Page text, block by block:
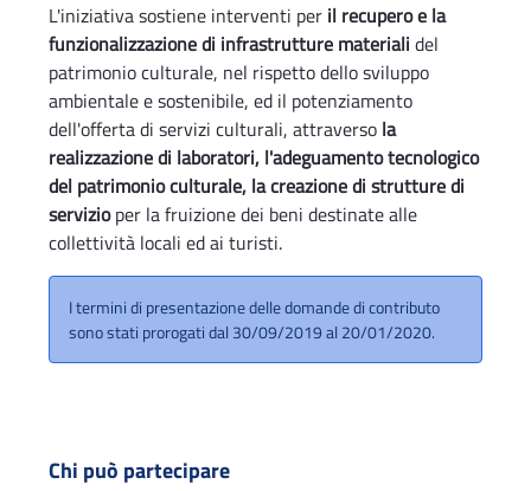
L'iniziativa sostiene interventi per il recupero e la
funzionalizzazione di infrastrutture materiali del
patrimonio culturale, nel rispetto dello sviluppo
ambientale e sostenibile, ed il potenziamento
dell'offerta di servizi culturali, attraverso la
realizzazione di laboratori, l'adeguamento tecnologico
del patrimonio culturale, la creazione di strutture di
servizioper la fruizione dei beni destinate alle
collettività locali ed ai turisti.
I termini di presentazione delle domande di contributo
sono stati prorogati dal 30/09/2019 al 20/01/2020.
Chi può partecipare